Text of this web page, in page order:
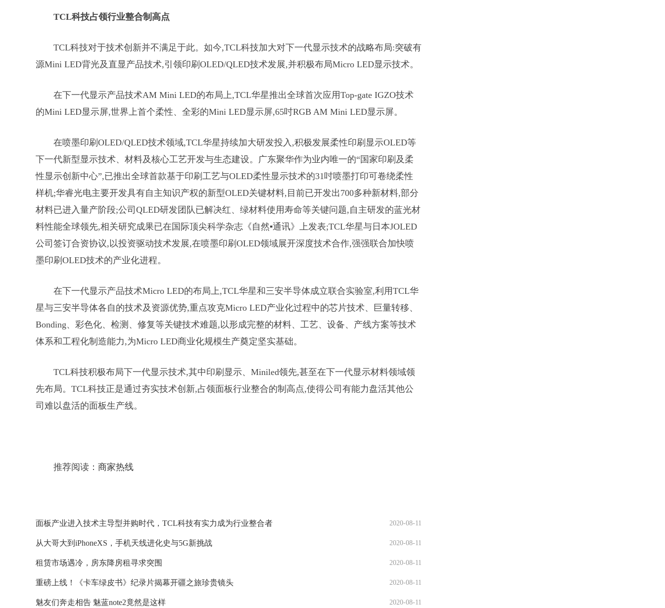
TCL科技占领行业整合制高点
TCL科技对于技术创新并不满足于此。如今,TCL科技加大对下一代显示技术的战略布局:突破有
源Mini LED背光及直显产品技术,引领印刷OLED/QLED技术发展,并积极布局Micro LED显示技术。
在下一代显示产品技术AM Mini LED的布局上,TCL华星推出全球首次应用Top-gate IGZO技术
的Mini LED显示屏,世界上首个柔性、全彩的Mini LED显示屏,65吋RGB AM Mini LED显示屏。
在喷墨印刷OLED/QLED技术领域,TCL华星持续加大研发投入,积极发展柔性印刷显示OLED等
下一代新型显示技术、材料及核心工艺开发与生态建设。广东聚华作为业内唯一的“国家印刷及柔
性显示创新中心”,已推出全球首款基于印刷工艺与OLED柔性显示技术的31吋喷墨打印可卷绕柔性
样机;华睿光电主要开发具有自主知识产权的新型OLED关键材料,目前已开发出700多种新材料,部分
材料已进入量产阶段;公司QLED研发团队已解决红、绿材料使用寿命等关键问题,自主研发的蓝光材
料性能全球领先,相关研究成果已在国际顶尖科学杂志《自然▪通讯》上发表;TCL华星与日本JOLED
公司签订合资协议,以投资驱动技术发展,在喷墨印刷OLED领域展开深度技术合作,强强联合加快喷
墨印刷OLED技术的产业化进程。
在下一代显示产品技术Micro LED的布局上,TCL华星和三安半导体成立联合实验室,利用TCL华
星与三安半导体各自的技术及资源优势,重点攻克Micro LED产业化过程中的芯片技术、巨量转移、
Bonding、彩色化、检测、修复等关键技术难题,以形成完整的材料、工艺、设备、产线方案等技术
体系和工程化制造能力,为Micro LED商业化规模生产奠定坚实基础。
TCL科技积极布局下一代显示技术,其中印刷显示、Miniled领先,甚至在下一代显示材料领域领
先布局。TCL科技正是通过夯实技术创新,占领面板行业整合的制高点,使得公司有能力盘活其他公
司难以盘活的面板生产线。
推荐阅读： 商家热线
2020-08-11
面板产业进入技术主导型并购时代，TCL科技有实力成为行业整合者
2020-08-11
从大哥大到iPhoneXS，手机天线进化史与5G新挑战
2020-08-11
租赁市场遇冷，房东降房租寻求突围
2020-08-11
重磅上线！《卡车绿皮书》纪录片揭幕开疆之旅珍贵镜头
2020-08-11
魅友们奔走相告 魅蓝note2竟然是这样